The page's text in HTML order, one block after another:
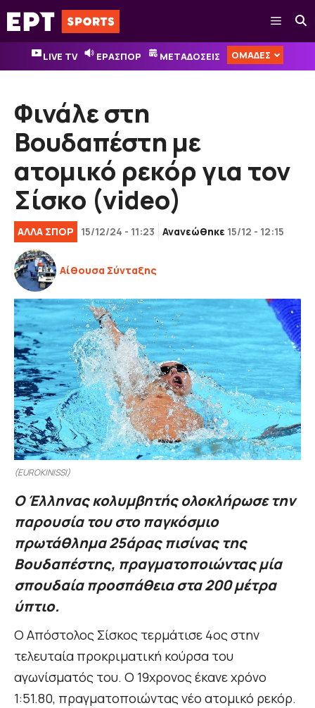
Μετάβαση
σε
περιεχόμενο
Μενού
LIVE TV ΕΡΑΣΠΟΡ ΜΕΤΑΔΟΣΕΙΣ ΟΜΑΔΕΣ
Φινάλε στη
Βουδαπέστη με
ατομικό ρεκόρ για τον
Σίσκο (video)
ΑΛΛΑ ΣΠΟΡ 15/12/24 - 11:23 Ανανεώθηκε 15/12 - 12:15
Αίθουσα Σύνταξης
(EUROKINISSI)
Ο Έλληνας κολυμβητής ολοκλήρωσε την
παρουσία του στο παγκόσμιο
πρωτάθλημα 25άρας πισίνας της
Βουδαπέστης, πραγματοποιώντας μία
σπουδαία προσπάθεια στα 200 μέτρα
ύπτιο.
Ο Απόστολος Σίσκος τερμάτισε 4ος στην
τελευταία προκριματική κούρσα του
αγωνίσματός του. Ο 19χρονος έκανε χρόνο
1:51.80, πραγματοποιώντας νέο ατομικό ρεκόρ.